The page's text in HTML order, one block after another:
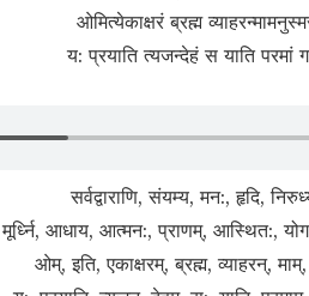
ओमित्येकाक्षरं ब्रह्म
य: प्रयाति त्यजन्देहं स याति परमां
सर्वद्वाराणि, संयम्य, मन:, हृदि,
मूर्ध्नि, आधाय, आत्मन:, प्राणम्, आस्थित:,
ओम्, इति, एकाक्षरम्, ब्रह्म, व्याहरन्,